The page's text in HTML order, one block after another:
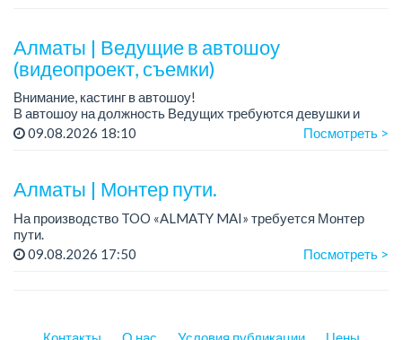
Алматы | Ведущие в автошоу
(видеопроект, съемки)
Внимание, кастинг в автошоу!
В автошоу на должность Ведущих требуются девушки и
парни. А также авто эксперты и авто перекупы.
09.08.2026 18:10 Посмотреть >
Алматы | Монтер пути.
На производство TOO «ALMATY MAI» требуется Монтер
пути.
Зарплата: 322 000 тенге.
09.08.2026 17:50 Посмотреть >